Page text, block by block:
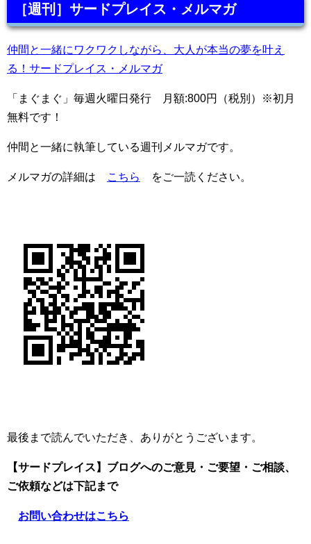
［週刊］サードプレイス・メルマガ
仲間と一緒にワクワクしながら、大人が本当の夢を叶え
る！サードプレイス・メルマガ
「まぐまぐ」毎週火曜日発行 月額:800円（税別）※初月
無料です！
仲間と一緒に執筆している週刊メルマガです。
メルマガの詳細は こちら をご一読ください。
最後まで読んでいただき、ありがとうございます。
【サードプレイス】ブログへのご意見・ご要望・ご相談、
ご依頼などは下記まで
お問い合わせはこちら